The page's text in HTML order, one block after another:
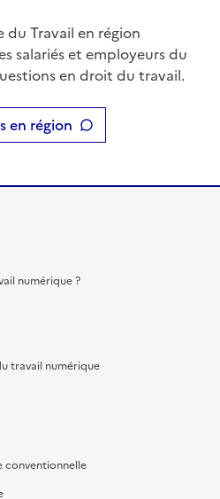
du Travail en région
salariés et employeurs du
en droit du travail.
en région
numérique ?
travail numérique
conventionnelle